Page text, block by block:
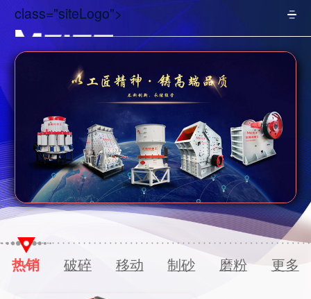
class="siteLogo">
热销 破碎 移动 制砂 磨粉 更多